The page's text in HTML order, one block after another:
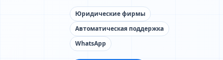
Юридические фирмы
Автоматическая поддержка
WhatsApp